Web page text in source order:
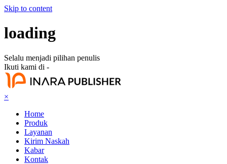
Skip to content
loading
Selalu menjadi pilihan penulis
Ikuti kami di -
×
Home
Produk
Layanan
Kirim Naskah
Kabar
Kontak